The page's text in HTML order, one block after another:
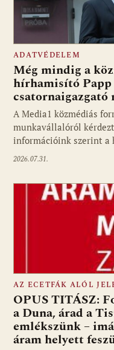
ADATVÉDELEM
Még mindig a
hírhamisító
csatornaigazgató
A Media1 közmédiás
munkavállalóról
információink szerint
2026.07.31.
AZ ECETFÁK ALÓL
OPUS TITÁSZ:
a Duna, árad a
emlékszünk –
áram helyett